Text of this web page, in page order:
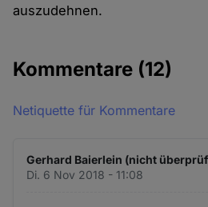
auszudehnen.
Kommentare (12)
Netiquette für Kommentare
Gerhard Baierlein (nicht
Di. 6 Nov 2018 - 11:08